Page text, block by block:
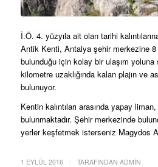
İ.Ö. 4. yüzyıla ait olan tarihi
Antik Kenti, Antalya şehir merkezine 8
bulunduğu için kolay bir ulaşım
kilometre uzaklığında kalan plajın ve
bulunuyor.
Kentin kalıntıları arasında yapay
bulunmaktadır. Şehir merkezinde
yerler keşfetmek isterseniz Magydos
1 EYLÜL 2016 TARAFINDAN ADMIN